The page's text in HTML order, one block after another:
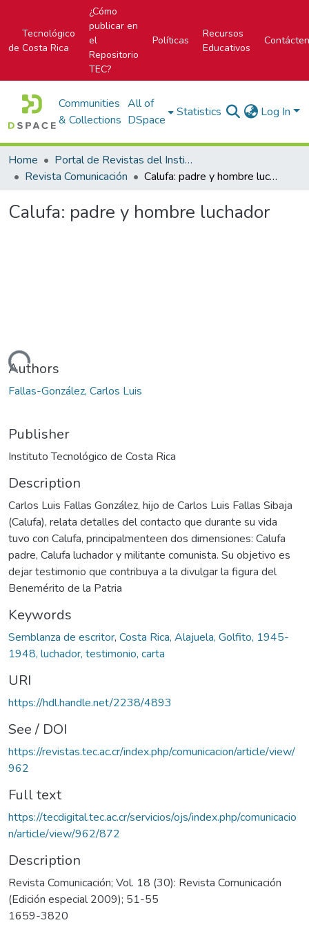
Tecnológico
de Costa Rica
¿Cómo
publicar en
el
Repositorio
TEC?
Políticas
Recursos
Educativos
Communities
& Collections
All of
DSpace
Statistics Log In
Home
Portal de Revistas del Instituto Tecnológico de Costa Rica
Revista Comunicación
Calufa: padre y hombre luchador
Calufa: padre y hombre luchador
Loading...
Authors
Fallas-González, Carlos Luis
Publisher
Instituto Tecnológico de Costa Rica
Description
Carlos Luis Fallas González, hijo de Carlos Luis Fallas Sibaja
(Calufa), relata detalles del contacto que durante su vida
tuvo con Calufa, principalmenteen dos dimensiones: Calufa
padre, Calufa luchador y militante comunista. Su objetivo es
dejar testimonio que contribuya a la divulgar la figura del
Benemérito de la Patria
Keywords
Semblanza de escritor, Costa Rica, Alajuela, Golfito, 1945-
1948, luchador, testimonio, carta
URI
https://hdl.handle.net/2238/4893
See / DOI
https://revistas.tec.ac.cr/index.php/comunicacion/article/view/
962
Full text
https://tecdigital.tec.ac.cr/servicios/ojs/index.php/comunicacio
n/article/view/962/872
Description
Revista Comunicación; Vol. 18 (30): Revista Comunicación
(Edición especial 2009); 51-55
1659-3820